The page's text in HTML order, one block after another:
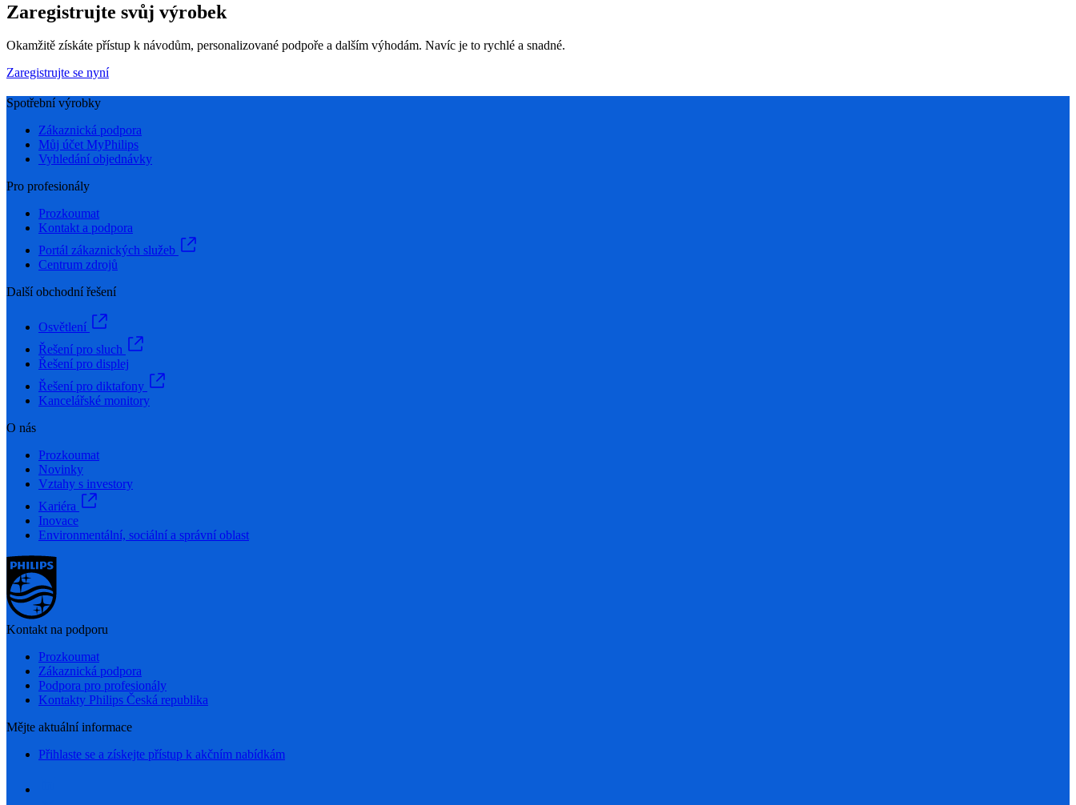
Zaregistrujte svůj výrobek
Okamžitě získáte přístup k návodům, personalizované podpoře a dalším výhodám. Navíc je to rychlé a snadné.
Zaregistrujte se nyní
Spotřební výrobky
Zákaznická podpora
Můj účet MyPhilips
Vyhledání objednávky
Pro profesionály
Prozkoumat
Kontakt a podpora
Portál zákaznických služeb
Centrum zdrojů
Další obchodní řešení
Osvětlení
Řešení pro sluch
Řešení pro displej
Řešení pro diktafony
Kancelářské monitory
O nás
Prozkoumat
Novinky
Vztahy s investory
Kariéra
Inovace
Environmentální, sociální a správní oblast
Kontakt na podporu
Prozkoumat
Zákaznická podpora
Podpora pro profesionály
Kontakty Philips Česká republika
Mějte aktuální informace
Přihlaste se a získejte přístup k akčním nabídkám